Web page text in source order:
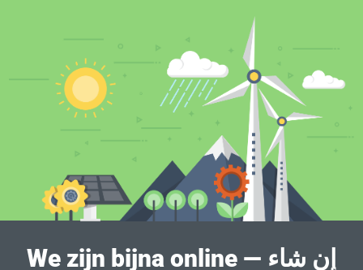
We zijn bijna online — إن شاء